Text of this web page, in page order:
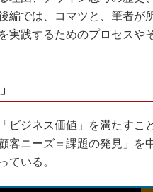
デジタルツインとCAE
S＆OP
製造業ビッグデータ
メイドインジャパン
植物工場
編では、コマツと、筆者が
実践するためのプロセスや
ジネス価値」を満たすこ
客ニーズ＝課題の発見」を
ている。